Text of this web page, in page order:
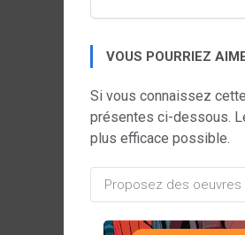
VOUS POURRIEZ
Si vous connaissez
présentes ci-dessous.
plus efficace possible.